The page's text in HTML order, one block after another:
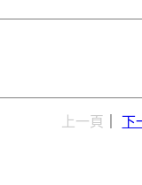
上一頁 ｜下